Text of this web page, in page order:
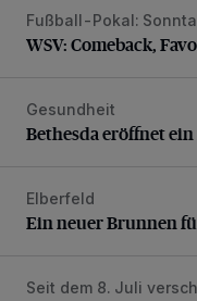
WSV: Comeback,
Fußball-Pokal:
WSV: Comeback,
Bethesda eröffnet ein
Gesundheit
Bethesda eröffnet
Ein neuer Brunnen für
Elberfeld
Ein neuer Brunnen
Vermisster
Seit dem 8. Juli